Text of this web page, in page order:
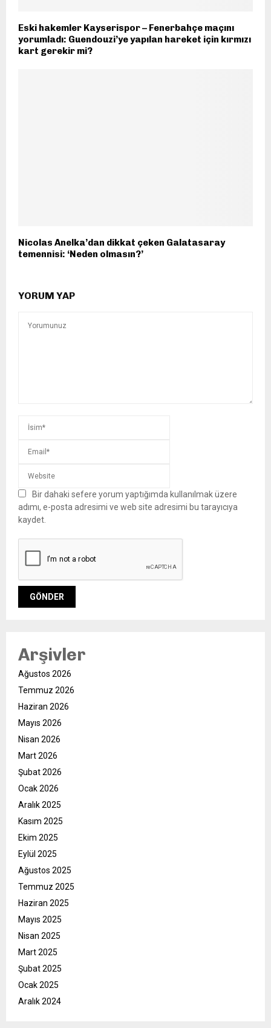
Eski hakemler Kayserispor – Fenerbahçe maçını
yorumladı: Guendouzi’ye yapılan hareket için kırmızı
kart gerekir mi?
Nicolas Anelka’dan dikkat çeken Galatasaray
temennisi: ‘Neden olmasın?’
YORUM YAP
Bir dahaki sefere yorum yaptığımda kullanılmak üzere
adımı, e-posta adresimi ve web site adresimi bu tarayıcıya
kaydet.
Arşivler
Ağustos 2026
Temmuz 2026
Haziran 2026
Mayıs 2026
Nisan 2026
Mart 2026
Şubat 2026
Ocak 2026
Aralık 2025
Kasım 2025
Ekim 2025
Eylül 2025
Ağustos 2025
Temmuz 2025
Haziran 2025
Mayıs 2025
Nisan 2025
Mart 2025
Şubat 2025
Ocak 2025
Aralık 2024